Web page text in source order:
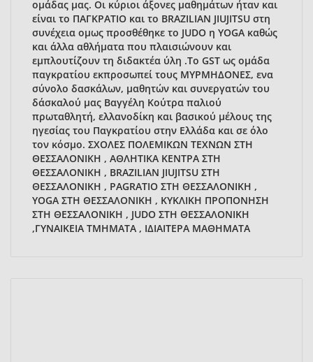
ομάδας μας. Οι κύριοι άξονες μαθημάτων ήταν και
είναι το ΠΑΓΚΡΑΤΙΟ και το BRAZILIAN JIUJITSU στη
συνέχεια ομως προσθέθηκε το JUDO η YOGA καθώς
και άλλα αθλήματα που πλαισιώνουν και
εμπλουτίζουν τη διδακτέα ύλη .Το GST ως ομάδα
παγκρατίου εκπροσωπεί τους ΜΥΡΜΗΔΟΝΕΣ, ενα
σύνολο δασκάλων, μαθητών και συνεργατών του
δάσκαλού μας Βαγγέλη Κούτρα παλιού
πρωταθλητή, ελλανοδίκη και βασικού μέλους της
ηγεσίας του Παγκρατίου στην Ελλάδα και σε όλο
τον κόσμο. ΣΧΟΛΕΣ ΠΟΛΕΜΙΚΩΝ ΤΕΧΝΩΝ ΣΤΗ
ΘΕΣΣΑΛΟΝΙΚΗ , ΑΘΛΗΤΙΚΑ ΚΕΝΤΡΑ ΣΤΗ
ΘΕΣΣΑΛΟΝΙΚΗ , BRAZILIAN JIUJITSU ΣΤΗ
ΘΕΣΣΑΛΟΝΙΚΗ , PAGRATIO ΣΤΗ ΘΕΣΣΑΛΟΝΙΚΗ ,
YOGA ΣΤΗ ΘΕΣΣΑΛΟΝΙΚΗ , ΚΥΚΛΙΚΗ ΠΡΟΠΟΝΗΣΗ
ΣΤΗ ΘΕΣΣΑΛΟΝΙΚΗ , JUDO ΣΤΗ ΘΕΣΣΑΛΟΝΙΚΗ
,ΓΥΝΑΙΚΕΙΑ ΤΜΗΜΑΤΑ , ΙΔΙΑΙΤΕΡΑ ΜΑΘΗΜΑΤΑ